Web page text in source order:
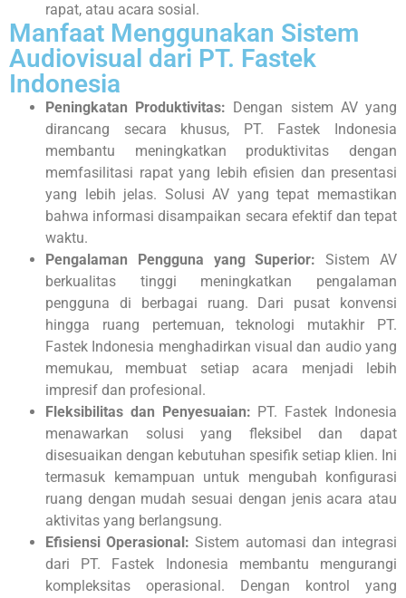
rapat, atau acara sosial.
Manfaat Menggunakan Sistem
Audiovisual dari PT. Fastek
Indonesia
Peningkatan Produktivitas: Dengan sistem AV yang
dirancang secara khusus, PT. Fastek Indonesia
membantu meningkatkan produktivitas dengan
memfasilitasi rapat yang lebih efisien dan presentasi
yang lebih jelas. Solusi AV yang tepat memastikan
bahwa informasi disampaikan secara efektif dan tepat
waktu.
Pengalaman Pengguna yang Superior: Sistem AV
berkualitas tinggi meningkatkan pengalaman
pengguna di berbagai ruang. Dari pusat konvensi
hingga ruang pertemuan, teknologi mutakhir PT.
Fastek Indonesia menghadirkan visual dan audio yang
memukau, membuat setiap acara menjadi lebih
impresif dan profesional.
Fleksibilitas dan Penyesuaian: PT. Fastek Indonesia
menawarkan solusi yang fleksibel dan dapat
disesuaikan dengan kebutuhan spesifik setiap klien. Ini
termasuk kemampuan untuk mengubah konfigurasi
ruang dengan mudah sesuai dengan jenis acara atau
aktivitas yang berlangsung.
Efisiensi Operasional: Sistem automasi dan integrasi
dari PT. Fastek Indonesia membantu mengurangi
kompleksitas operasional. Dengan kontrol yang